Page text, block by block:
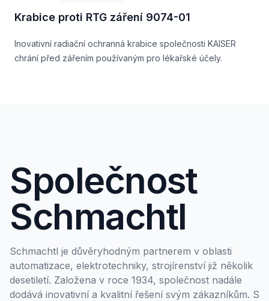
Krabice proti RTG záření 9074-01
Inovativní radiační ochranná krabice společnosti KAISER
chrání před zářením používaným pro lékařské účely.
Společnost
Schmachtl
Schmachtl je důvěryhodným partnerem v oblasti
automatizace, elektrotechniky, strojírenství již několik
desetiletí. Založena v roce 1934, společnost nadále
dodává inovativní a kvalitní řešení svým zákazníkům. S